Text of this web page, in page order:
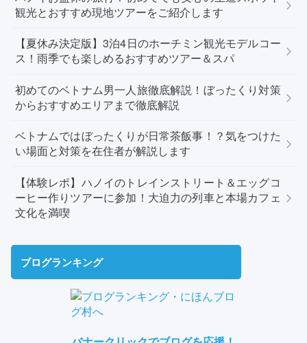
観光とおすすめ現地ツアーをご紹介します
【夏休み決定版】3泊4日のホーチミン観光モデルコー
ス！雨季でも楽しめるおすすめツアー＆スパ
初めてのベトナム男一人旅徹底解説！ぼったくり対策
からおすすめエリアまで徹底解説
ベトナムではぼったくりが日常茶飯事！？気をつけた
い場面と対策を在住者が解説します
【体験レポ】ハノイのトレインストリート＆エッグコ
ーヒー作りツアーに参加！大迫力の列車と本場カフェ
文化を満喫
ブログランキング